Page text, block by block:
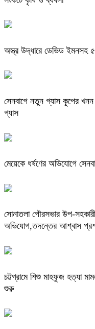
অস্ত্র উদ্ধারে ডেভিড ইমনসহ ৫
সেনবাগে নতুন গ্যাস কূপের
গ্যাস
মেয়েকে ধর্ষণের অভিযোগে
সোনাতলা পৌরসভার উপ-
অভিযোগ,তদন্তের আশ্বাস
চট্টগ্রামে শিশু মাহফুজ হত্যা
শুরু